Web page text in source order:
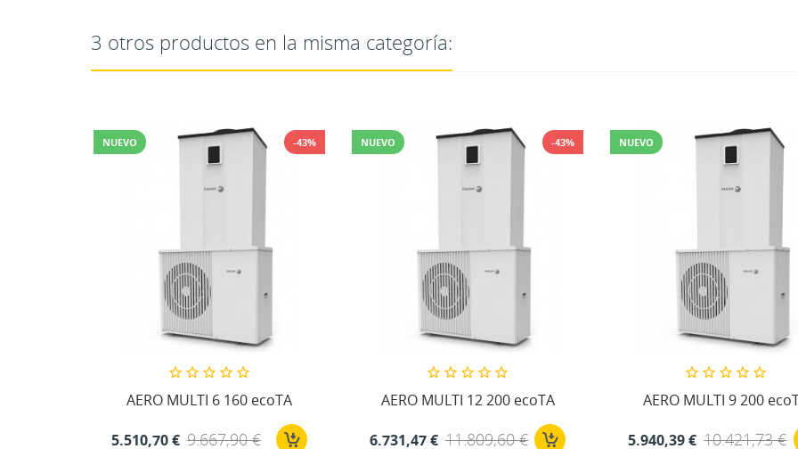
3 otros productos en la misma categoría:
-43%
NUEVO
AERO MULTI 6 160 ecoTA
5.510,70 € 9.667,90 €
-43%
NUEVO
AERO MULTI 12 200 ecoTA
6.731,47 € 11.809,60 €
NUEVO
AERO MULTI 9 200
5.940,39 € 10.421,73 €